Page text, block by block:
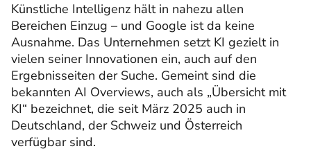
Künstliche Intelligenz hält in nahezu allen
Bereichen Einzug – und Google ist da keine
Ausnahme. Das Unternehmen setzt KI gezielt in
vielen seiner Innovationen ein, auch auf den
Ergebnisseiten der Suche. Gemeint sind die
bekannten AI Overviews, auch als „Übersicht mit
KI“ bezeichnet, die seit März 2025 auch in
Deutschland, der Schweiz und Österreich
verfügbar sind.